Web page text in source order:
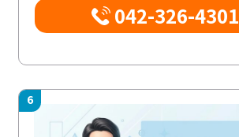
042-326-4301
6